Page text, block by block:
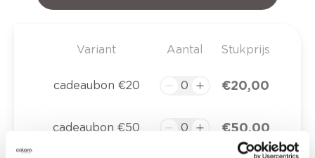
Variant Aantal Stukprijs
cadeaubon €20 € 20,00
cadeaubon €50 € 50,00